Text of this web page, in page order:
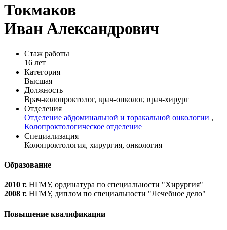
Токмаков
Иван Александрович
Стаж работы
16 лет
Категория
Высшая
Должность
Врач-колопроктолог, врач-онколог, врач-хирург
Отделения
Отделение абдоминальной и торакальной онкологии ,
Колопроктологическое отделение
Специализация
Колопроктология, хирургия, онкология
Образование
2010 г. НГМУ, ординатура по специальности "Хирургия"
2008 г. НГМУ, диплом по специальности "Лечебное дело"
Повышение квалификации